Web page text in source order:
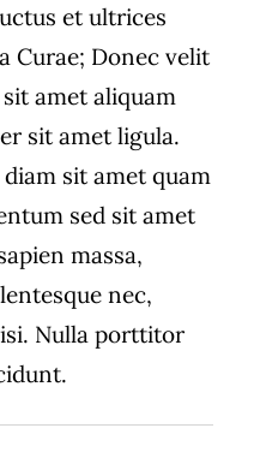
et ultrices
Curae; Donec velit
amet aliquam
sit amet ligula.
sit amet quam
sed sit amet
massa,
nec,
Nulla porttitor